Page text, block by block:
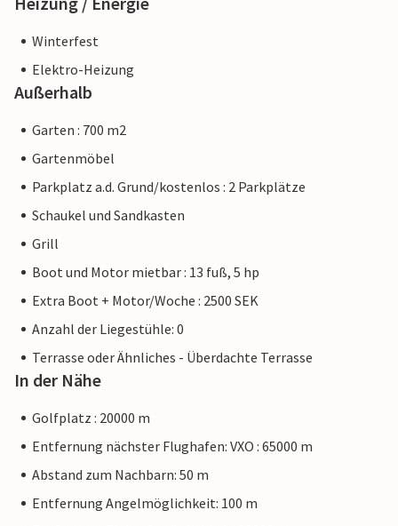
Winterfest
Elektro-Heizung
Außerhalb
Garten : 700 m2
Gartenmöbel
Parkplatz a.d. Grund/kostenlos : 2 Parkplätze
Schaukel und Sandkasten
Grill
Boot und Motor mietbar : 13 fuß, 5 hp
Extra Boot + Motor/Woche : 2500 SEK
Anzahl der Liegestühle: 0
Terrasse oder Ähnliches - Überdachte Terrasse
In der Nähe
Golfplatz : 20000 m
Entfernung nächster Flughafen: VXO : 65000 m
Abstand zum Nachbarn: 50 m
Entfernung Angelmöglichkeit: 100 m